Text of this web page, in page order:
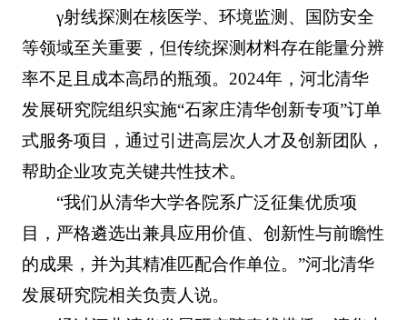
γ射线探测在核医学、环境监测、国防安全
等领域至关重要，但传统探测材料存在能量分辨
率不足且成本高昂的瓶颈。2024年，河北清华
发展研究院组织实施“石家庄清华创新专项”订单
式服务项目，通过引进高层次人才及创新团队，
帮助企业攻克关键共性技术。
“我们从清华大学各院系广泛征集优质项
目，严格遴选出兼具应用价值、创新性与前瞻性
的成果，并为其精准匹配合作单位。”河北清华
发展研究院相关负责人说。